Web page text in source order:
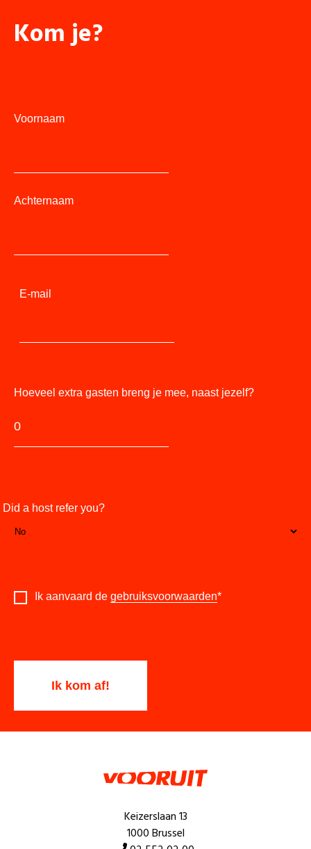
Kom je?
Voornaam
Achternaam
E-mail
Hoeveel extra gasten breng je mee, naast jezelf?
Did a host refer you?
Ik aanvaard de gebruiksvoorwaarden*
Keizerslaan 13
1000 Brussel